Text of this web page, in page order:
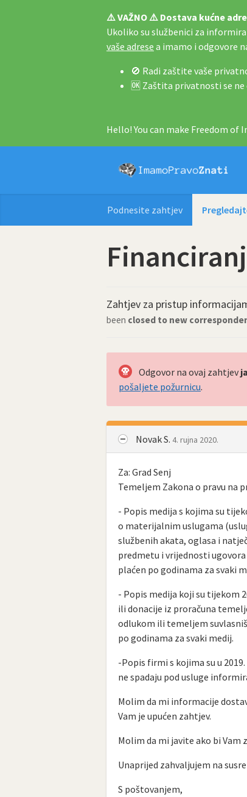
⚠️ VAŽNO ⚠️ Dostava kućne
Ukoliko su službenici za
vaše adrese a imamo i odgovore
🚫 Radi zaštite vaše
🆗 Zaštita privatnosti se
Hello! You can make Freedom
Podnesite zahtjev
Zahtjev za pristup
been closed to new
Odgovor na ovaj zahtjev
pošaljete požurnicu.
Novak S. 4. rujna 2020.
Za: Grad Senj
Temeljem Zakona o pravu na
- Popis medija s kojima su
o materijalnim uslugama
službenih akata, oglasa i
predmetu i vrijednosti
plaćen po godinama za svaki
- Popis medija koji su tijekom
ili donacije iz proračuna
odlukom ili temeljem
po godinama za svaki medij.
-Popis firmi s kojima su u
ne spadaju pod usluge
Molim da mi informacije
Vam je upućen zahtjev.
Molim da mi javite ako bi Vam
Unaprijed zahvaljujem na
S poštovanjem,